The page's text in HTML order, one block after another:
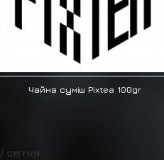
Чайна суміш Pixtea 100gr
/сетка